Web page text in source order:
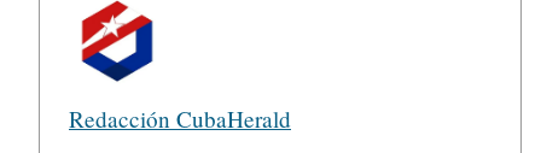
Redacción CubaHerald